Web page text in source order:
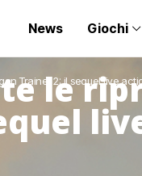
News Giochi
Trainer 2: il sequel live
le